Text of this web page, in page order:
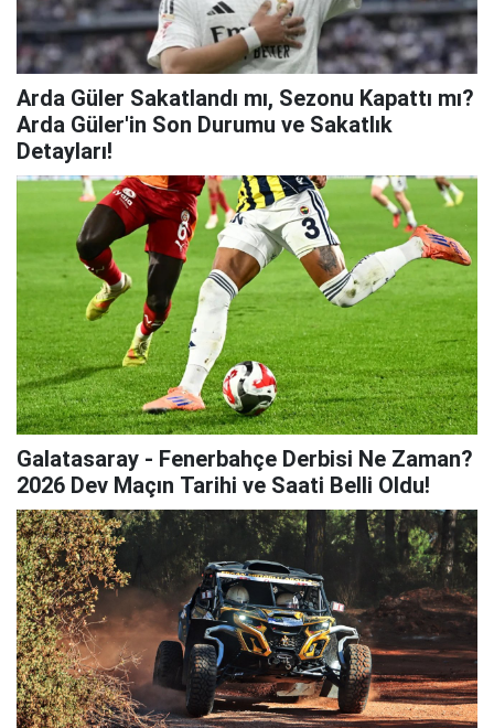
Arda Güler Sakatlandı mı, Sezonu Kapattı mı?
Arda Güler'in Son Durumu ve Sakatlık
Detayları!
Galatasaray - Fenerbahçe Derbisi Ne Zaman?
2026 Dev Maçın Tarihi ve Saati Belli Oldu!